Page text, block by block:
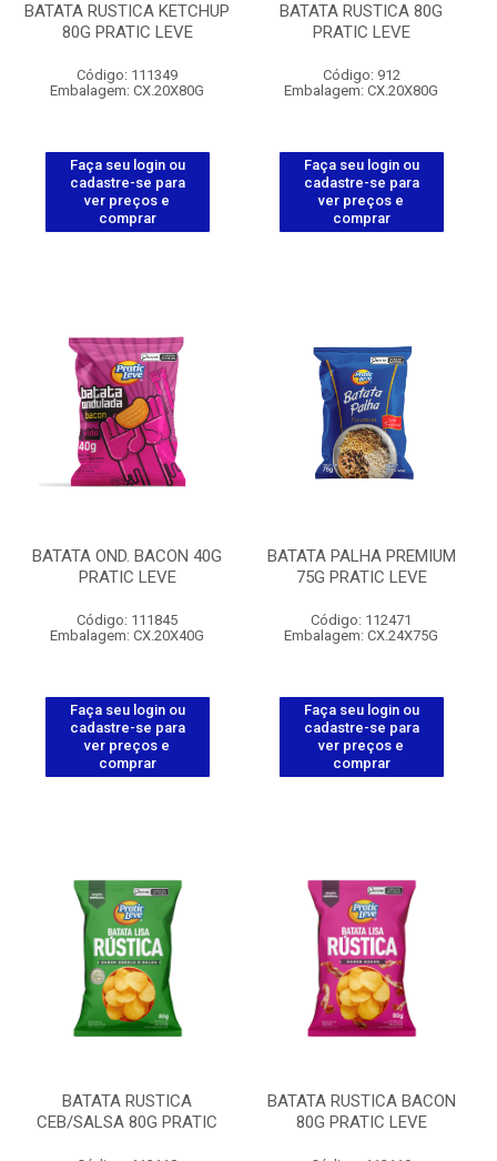
BATATA RUSTICA KETCHUP
80G PRATIC LEVE
Código: 111349
Embalagem: CX.20X80G
Faça seu login ou
cadastre-se para
ver preços e
comprar
BATATA RUSTICA 80G
PRATIC LEVE
Código: 912
Embalagem: CX.20X80G
Faça seu login ou
cadastre-se para
ver preços e
comprar
BATATA OND. BACON 40G
PRATIC LEVE
Código: 111845
Embalagem: CX.20X40G
Faça seu login ou
cadastre-se para
ver preços e
comprar
BATATA PALHA PREMIUM
75G PRATIC LEVE
Código: 112471
Embalagem: CX.24X75G
Faça seu login ou
cadastre-se para
ver preços e
comprar
BATATA RUSTICA
CEB/SALSA 80G PRATIC
BATATA RUSTICA BACON
80G PRATIC LEVE